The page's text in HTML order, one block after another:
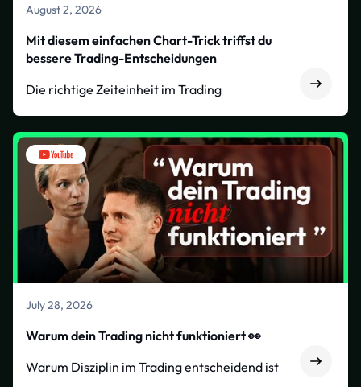
August 2, 2026
Mit diesem einfachen Chart-Trick triffst du
bessere Trading-Entscheidungen
Die richtige Zeiteinheit im Trading
July 28, 2026
Warum dein Trading nicht funktioniert 👀
Warum Disziplin im Trading entscheidend ist